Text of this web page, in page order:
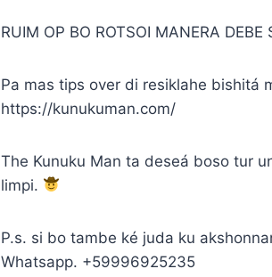
RUIM OP BO ROTSOI MANERA DEBE
Pa mas tips over di resiklahe bishitá
https://kunukuman.com/
The Kunuku Man ta deseá boso tur
limpi.
P.s. si bo tambe ké juda ku
Whatsapp. +59996925235